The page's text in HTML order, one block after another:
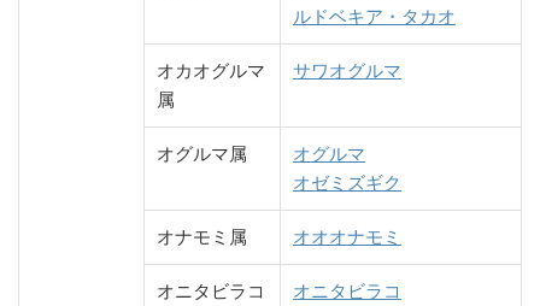
ルドベキア・タカオ
オカオグルマ
属
サワオグルマ
オグルマ属
オグルマ
オゼミズギク
オナモミ属 オオオナモミ
オニタビラコ
オニタビラコ